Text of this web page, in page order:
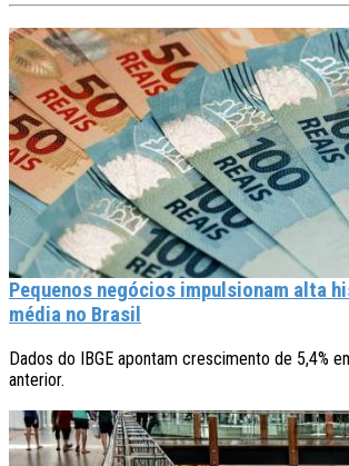
Pequenos negócios impulsionam alta
média no Brasil
Dados do IBGE apontam crescimento de 5,4%
anterior.